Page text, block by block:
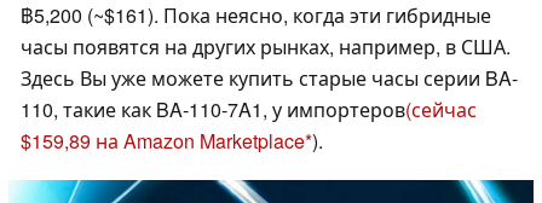
฿5,200 (~$161). Пока неясно, когда эти гибридные
часы появятся на других рынках, например, в США.
Здесь Вы уже можете купить старые часы серии BA-
110, такие как BA-110-7A1, у импортеров(сейчас
$159,89 на Amazon Marketplace ).